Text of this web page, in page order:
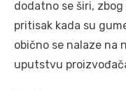
dodatno se širi,
pritisak kada su
obično se nalaze na
uputstvu